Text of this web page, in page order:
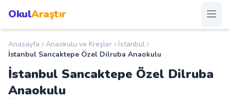
OkulAraştır
Anasayfa
Okullar
Anasayfa Anaokulu ve Kreşler
İstanbul
İstanbul Sancaktepe Özel Dilruba Anaokulu
İstanbul Sancaktepe Özel Dilruba
Anaokulu